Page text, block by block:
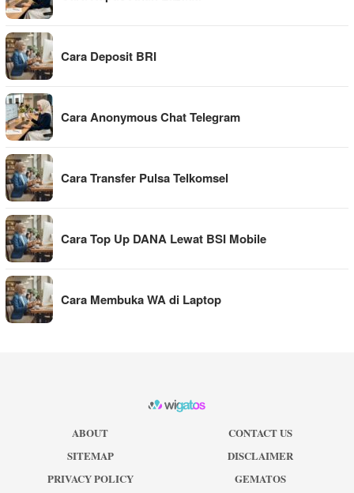
Cara Deposit BRI
Cara Anonymous Chat Telegram
Cara Transfer Pulsa Telkomsel
Cara Top Up DANA Lewat BSI Mobile
Cara Membuka WA di Laptop
ABOUT
CONTACT US
SITEMAP
DISCLAIMER
PRIVACY POLICY
GEMATOS